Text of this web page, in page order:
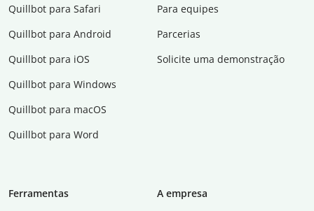
Quillbot para Safari
Quillbot para Android
Quillbot para iOS
Quillbot para Windows
Quillbot para macOS
Quillbot para Word
Para equipes
Parcerias
Solicite uma demonstração
Ferramentas
A empresa